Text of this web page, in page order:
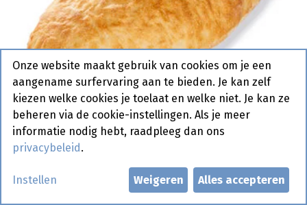
9462 Lepinja Lang Pastridor 40
Onze website maakt gebruik van cookies om je een
aangename surfervaring aan te bieden. Je kan zelf
kiezen welke cookies je toelaat en welke niet. Je kan ze
beheren via de cookie-instellingen. Als je meer
informatie nodig hebt, raadpleeg dan ons
privacybeleid .
Instellen Weigeren Alles accepteren